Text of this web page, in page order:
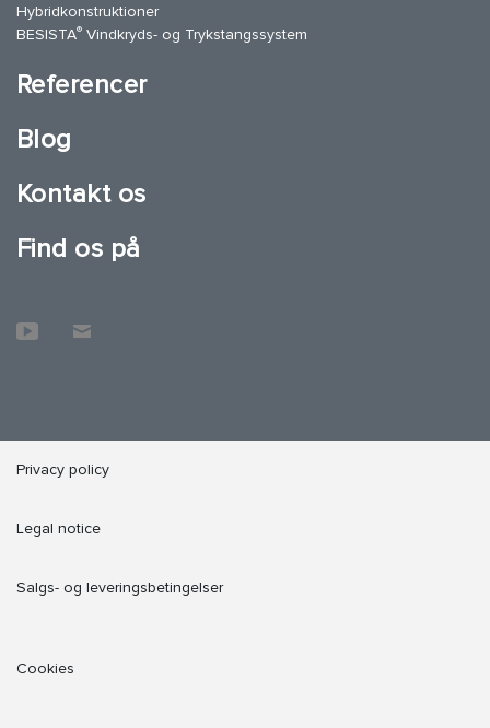
Hybridkonstruktioner
BESISTA® Vindkryds- og Trykstangssystem
Referencer
Blog
Kontakt os
Find os på
Privacy policy
Legal notice
Salgs- og leveringsbetingelser
Cookies